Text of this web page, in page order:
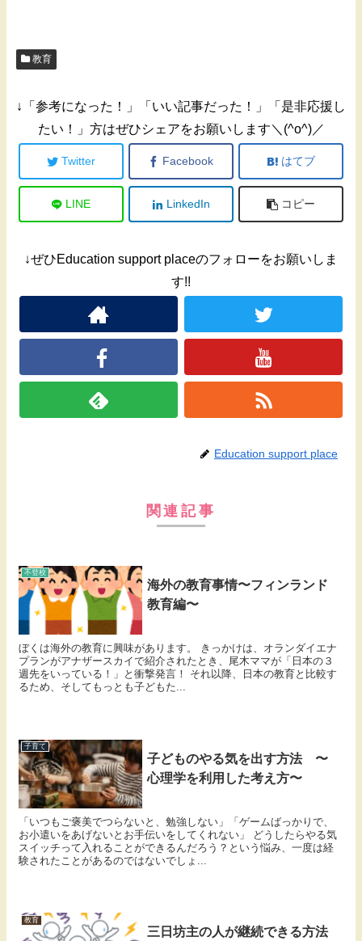
教育
↓「参考になった！」「いい記事だった！」「是非応援し
たい！」方はぜひシェアをお願いします＼(^o^)／
Twitter Facebook はてブ
LINE LinkedIn コピー
↓ぜひEducation support placeのフォローをお願いしま
す!!
Education support place
関連記事
不登校
海外の教育事情〜フィンランド
教育編〜
ぼくは海外の教育に興味があります。 きっかけは、オランダイエナ
プランがアナザースカイで紹介されたとき、尾木ママが「日本の３
週先をいっている！」と衝撃発言！ それ以降、日本の教育と比較す
るため、そしてもっとも子どもた...
子育て
子どものやる気を出す方法 〜
心理学を利用した考え方〜
「いつもご褒美でつらないと、勉強しない」「ゲームばっかりで、
お小遣いをあげないとお手伝いをしてくれない」 どうしたらやる気
スイッチって入れることができるんだろう？という悩み、一度は経
験されたことがあるのではないでしょ...
教育
三日坊主の人が継続できる方法